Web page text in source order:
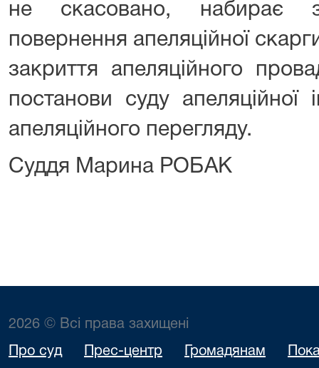
не скасовано, набирає
повернення апеляційної
закриття апеляційного
постанови суду апеляційної
апеляційного перегляду.
Суддя Марина РОБАК
2026 © Всі права захищені
Про суд Прес-центр Громадянам